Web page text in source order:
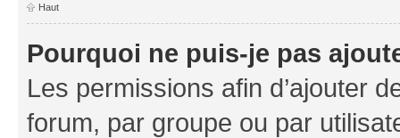
Haut
Pourquoi ne puis-je pas
Les permissions afin d’ajouter
forum, par groupe ou par